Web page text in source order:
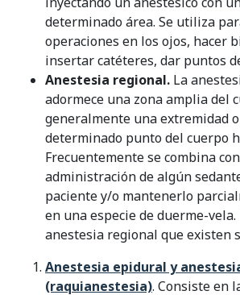
determinado área. Se utiliza
operaciones en los ojos, hacer
insertar catéteres, dar puntos
Anestesia regional. La
adormece una zona amplia del
generalmente una extremidad
determinado punto del cuerpo
Frecuentemente se combina
administración de algún
paciente y/o mantenerlo
en una especie de duerme-
anestesia regional que existen
Anestesia epidural y
(raquianestesia). Consiste en